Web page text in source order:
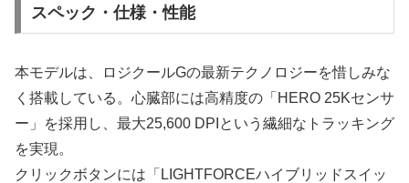
スペック・仕様・性能
本モデルは、ロジクールGの最新テクノロジーを惜しみな
く搭載している。心臓部には高精度の「HERO 25Kセンサ
ー」を採用し、最大25,600 DPIという繊細なトラッキング
を実現。
クリックボタンには「LIGHTFORCEハイブリッドスイッ